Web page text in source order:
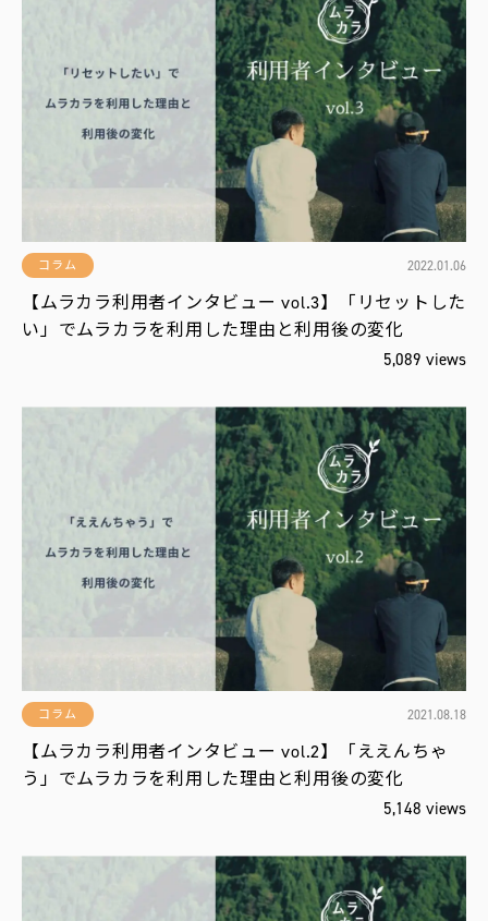
コラム 2022.01.06
【ムラカラ利用者インタビュー vol.3】「リセットした
い」でムラカラを利用した理由と利用後の変化
5,089 views
コラム 2021.08.18
【ムラカラ利用者インタビュー vol.2】「ええんちゃ
う」でムラカラを利用した理由と利用後の変化
5,148 views